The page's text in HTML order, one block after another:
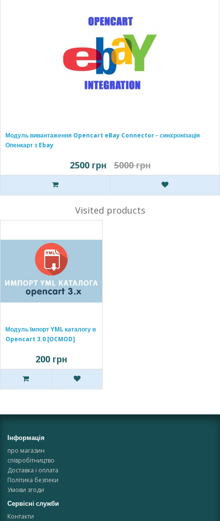
Модуль вивантаження Opencart eBay Connector - синхронізація
Опенкарт з Ebay
2500 грн 5000 грн
Visited products
Модуль Імпорт YML каталогу в
Opencart 3.0 [OCMOD]
200 грн
Інформація
про магазин
співробітництво
Доставка і оплата
Політика безпеки
Умови згоди
Сервісні служби
Контакти